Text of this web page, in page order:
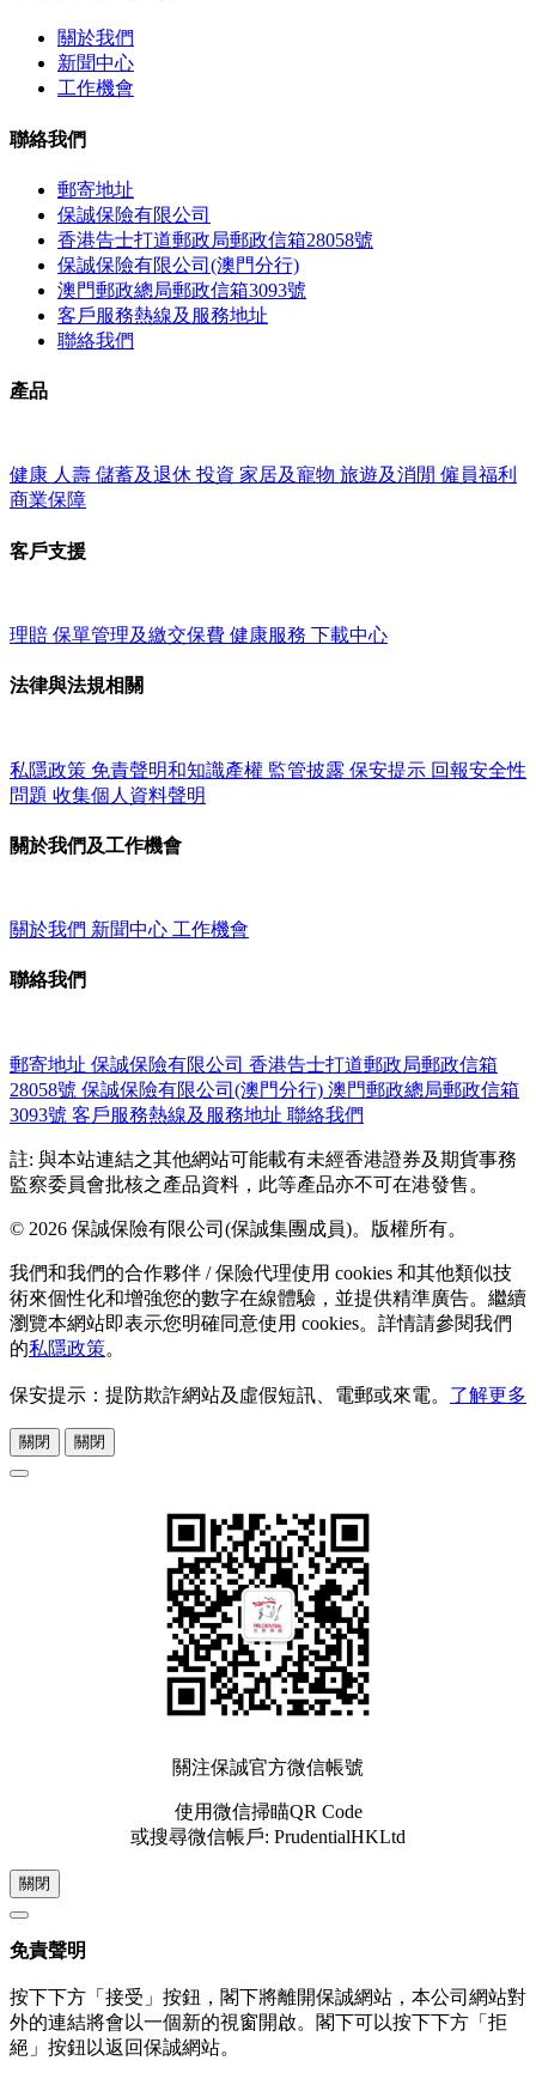
關於我們
新聞中心
工作機會
聯絡我們
郵寄地址
保誠保險有限公司
香港告士打道郵政局郵政信箱28058號
保誠保險有限公司(澳門分行)
澳門郵政總局郵政信箱3093號
客戶服務熱線及服務地址
聯絡我們
產品
健康 人壽 儲蓄及退休 投資 家居及寵物 旅遊及消閒 僱員福利
商業保障
客戶支援
理賠 保單管理及繳交保費 健康服務 下載中心
法律與法規相關
私隱政策 免責聲明和知識產權 監管披露 保安提示 回報安全性
問題 收集個人資料聲明
關於我們及工作機會
關於我們 新聞中心 工作機會
聯絡我們
郵寄地址 保誠保險有限公司 香港告士打道郵政局郵政信箱
28058號 保誠保險有限公司(澳門分行) 澳門郵政總局郵政信箱
3093號 客戶服務熱線及服務地址 聯絡我們
註: 與本站連結之其他網站可能載有未經香港證券及期貨事務
監察委員會批核之產品資料，此等產品亦不可在港發售。
© 2026 保誠保險有限公司(保誠集團成員)。版權所有。
我們和我們的合作夥伴 / 保險代理使用 cookies 和其他類似技
術來個性化和增強您的數字在線體驗，並提供精準廣告。繼續
瀏覽本網站即表示您明確同意使用 cookies。詳情請參閱我們
的私隱政策。
保安提示：提防欺詐網站及虛假短訊、電郵或來電。 了解更多
關閉 關閉
關注保誠官方微信帳號
使用微信掃瞄QR Code
或搜尋微信帳戶: PrudentialHKLtd
關閉
免責聲明
按下下方「接受」按鈕，閣下將離開保誠網站，本公司網站對
外的連結將會以一個新的視窗開啟。閣下可以按下下方「拒
絕」按鈕以返回保誠網站。